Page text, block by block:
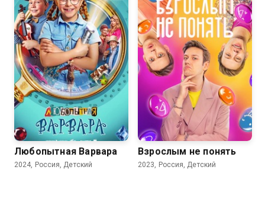
Любопытная Варвара
2024, Россия, Детский
8.1
Взрослым не понять
2023, Россия, Детский